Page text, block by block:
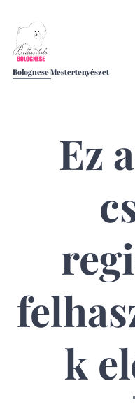
Bolognese Mestertenyészet
Ez
k